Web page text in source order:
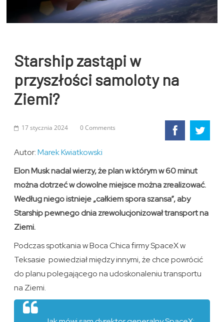
Starship zastąpi w
przyszłości samoloty na
Ziemi?
17 stycznia 2024 0 Comments
Autor:Marek Kwiatkowski
Elon Musk nadal wierzy, że plan w którym w 60 minut
można dotrzeć w dowolne miejsce można zrealizować.
Według niego istnieje „całkiem spora szansa”, aby
Starship pewnego dnia zrewolucjonizował transport na
Ziemi.
Podczas spotkania w Boca Chica firmy SpaceX w
Teksasie powiedział między innymi, że chce powrócić
do planu polegającego na udoskonaleniu transportu
na Ziemi.